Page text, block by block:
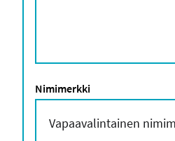
Nimimerkki